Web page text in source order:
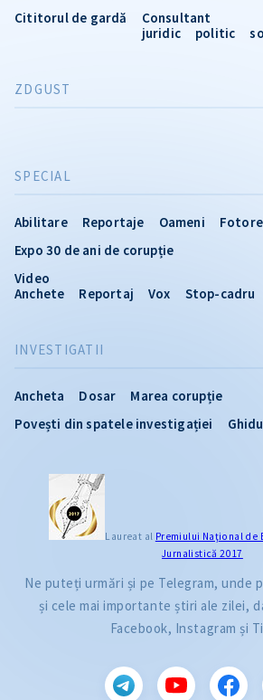
INVESTIGATII
Ancheta Dosar
Marea corupție
Povești din spatele investigației
SPECIAL
Abilitare Reportaje Oameni
Expo 30 de ani de corupție
Video
Anchete
Reportaj Vox Stop-cadru
Cititorul de gardă
Consultant
juridic
politic
ZDGUST
Laureat al Premiului Naţional de
Jurnalistică 2017
Ne puteți urmări și pe Telegram, unde
și cele mai importante știri ale zilei,
Facebook, Instagram și